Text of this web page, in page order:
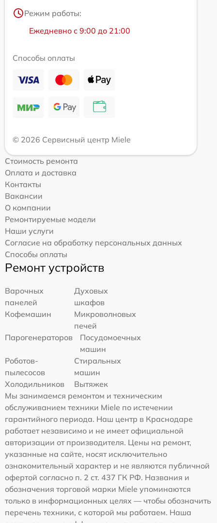
Режим работы:
Ежедневно с 9:00 до 21:00
Способы оплаты
© 2026 Сервисный центр Miele
Стоимость ремонта
Оплата и доставка
Контакты
Вакансии
О компании
Ремонтируемые модели
Наши услуги
Согласие на обработку персональных данных
Способы оплаты
Ремонт устройств
Варочных
панелей
Духовых
шкафов
Кофемашин
Микроволновых
печей
Парогенераторов
Посудомоечных
машин
Роботов-
пылесосов
Стиральных
машин
Холодильников
Вытяжек
Мы занимаемся ремонтом и техническим
обслуживанием техники Miele по истечении
гарантийного периода. Наш центр в Краснодаре
работает независимо и не имеет официальной
авторизации от производителя. Цены на ремонт,
указанные на сайте, носят исключительно
ознакомительный характер и не являются публичной
офертой согласно п. 2 ст. 437 ГК РФ. Названия и
обозначения торговой марки Miele упоминаются
только в информационных целях — чтобы обозначить
перечень техники, с которой мы работаем. Наша